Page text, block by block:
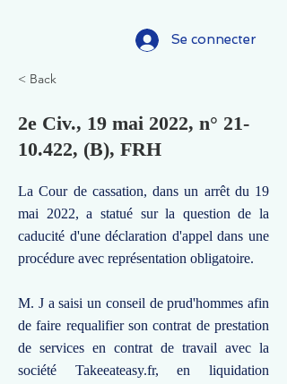
Se connecter
< Back
2e Civ., 19 mai 2022, n° 21-
10.422, (B), FRH
La Cour de cassation, dans un arrêt du 19
mai 2022, a statué sur la question de la
caducité d'une déclaration d'appel dans une
procédure avec représentation obligatoire.
M. J a saisi un conseil de prud'hommes afin
de faire requalifier son contrat de prestation
de services en contrat de travail avec la
société Takeeateasy.fr, en liquidation